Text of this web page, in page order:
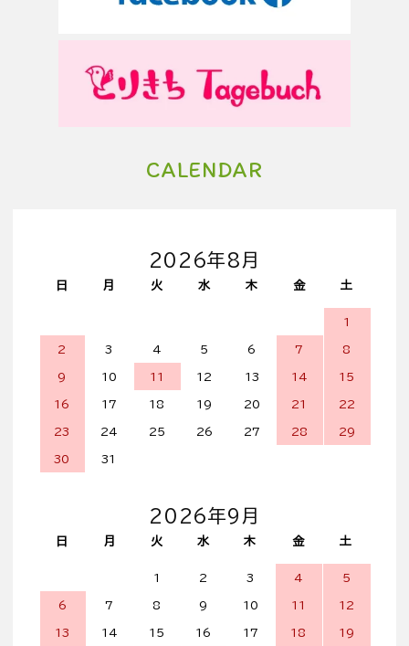
CALENDAR
2026年8月
日 月 火 水 木 金 土
1
2 3 4 5 6 7 8
9 10 11 12 13 14 15
16 17 18 19 20 21 22
23 24 25 26 27 28 29
30 31
2026年9月
日 月 火 水 木 金 土
1 2 3 4 5
6 7 8 9 10 11 12
13 14 15 16 17 18 19